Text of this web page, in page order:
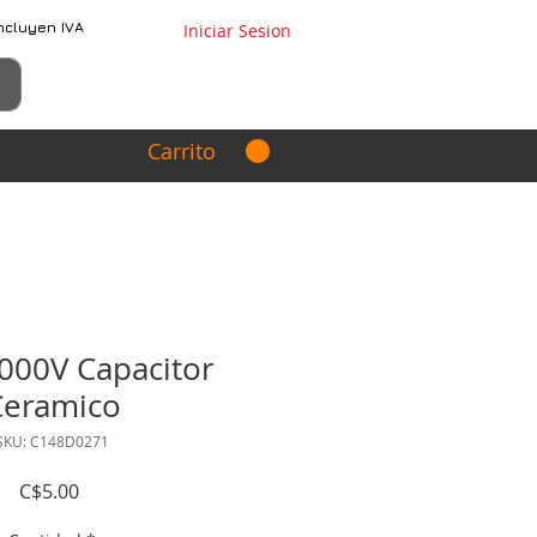
IVA Iniciar Sesion
Carrito
Capacitor
C148D0271
C$5.00Precio